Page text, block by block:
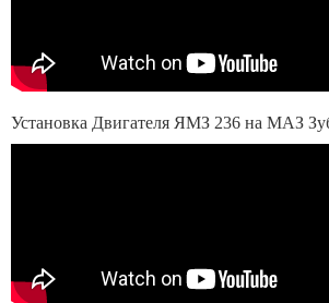
Установка Двигателя ЯМЗ 236 на МАЗ